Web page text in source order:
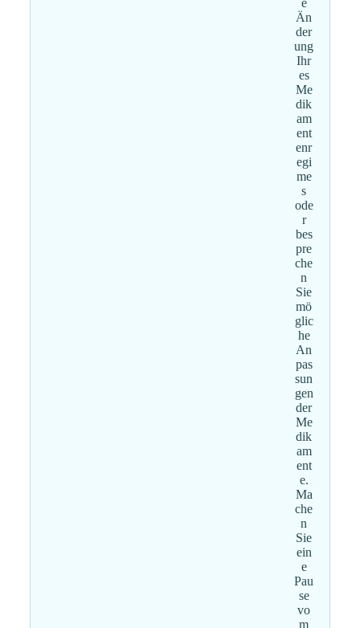
e
Än
der
ung
Ihr
es
Me
dik
am
ent
enr
egi
me
s
ode
r
bes
pre
che
n
Sie
mö
glic
he
An
pas
sun
gen
der
Me
dik
am
ent
e.
Ma
che
n
Sie
ein
e
Pau
se
vo
m